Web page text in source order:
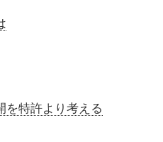
を特許より考える